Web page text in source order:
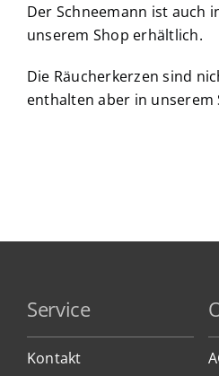
Der Schneemann ist auch
unserem Shop erhältlich.
Die Räucherkerzen sind
enthalten aber in unserem
Service
Kontakt